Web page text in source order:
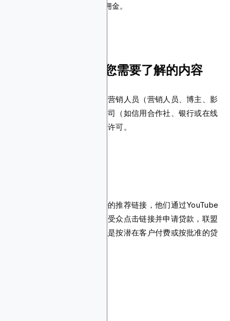
告支出中赚取10-20%的持续佣金。
关于贷款联盟计划您需要了解的内容
商业贷款联盟计划是允许联盟营销人员（营销人员、博主、影
响者和贷款机构）推广贷款公司（如信用合作社、银行或在线
贷款机构）提供的贷款产品的许可。
联盟营销人员会获得一个独特的推荐链接，他们通过YouTube
频道或社交媒体与受众分享。受众点击链接并申请贷款，联盟
营销人员就能获得报酬，可以是按潜在客户付费或按批准的贷